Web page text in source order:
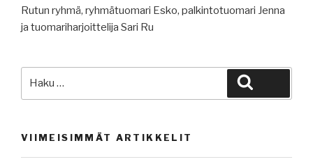
Rutun ryhmä, ryhmätuomari Esko, palkintotuomari Jenna
ja tuomariharjoittelija Sari Ru
VIIMEISIMMÄT ARTIKKELIT